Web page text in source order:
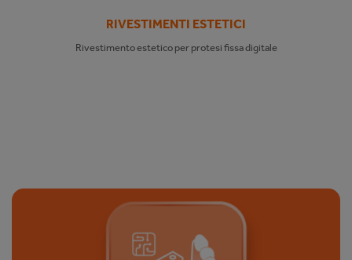
RIVESTIMENTI ESTETICI
Rivestimento estetico per protesi fissa digitale